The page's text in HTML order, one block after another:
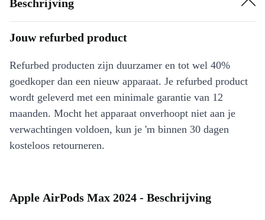
Beschrijving
Jouw refurbed product
Refurbed producten zijn duurzamer en tot wel 40%
goedkoper dan een nieuw apparaat. Je refurbed product
wordt geleverd met een minimale garantie van 12
maanden. Mocht het apparaat onverhoopt niet aan je
verwachtingen voldoen, kun je 'm binnen 30 dagen
kosteloos retourneren.
Apple AirPods Max 2024 - Beschrijving